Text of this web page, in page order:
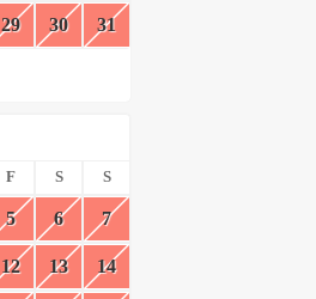
29 30 31
F S S
5 6 7
12 13 14